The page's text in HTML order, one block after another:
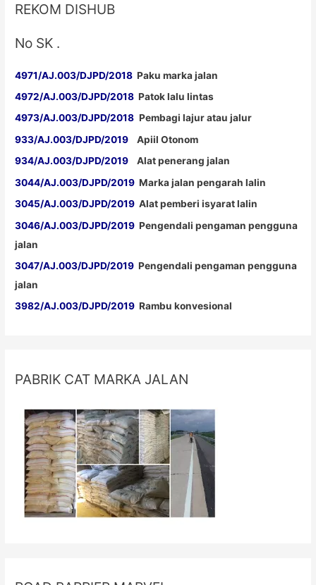
REKOM DISHUB
No SK .
4971/AJ.003/DJPD/2018 Paku marka jalan
4972/AJ.003/DJPD/2018 Patok lalu lintas
4973/AJ.003/DJPD/2018 Pembagi lajur atau jalur
933/AJ.003/DJPD/2019 Apiil Otonom
934/AJ.003/DJPD/2019 Alat penerang jalan
3044/AJ.003/DJPD/2019 Marka jalan pengarah lalin
3045/AJ.003/DJPD/2019 Alat pemberi isyarat lalin
3046/AJ.003/DJPD/2019 Pengendali pengaman pengguna
jalan
3047/AJ.003/DJPD/2019 Pengendali pengaman pengguna
jalan
3982/AJ.003/DJPD/2019 Rambu konvesional
PABRIK CAT MARKA JALAN